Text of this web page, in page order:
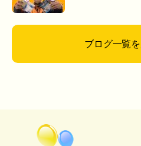
ブログ一覧